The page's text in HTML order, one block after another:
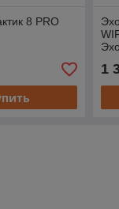
8 PRO
1